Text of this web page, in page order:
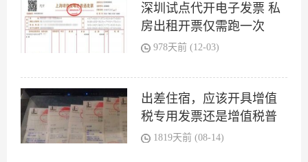
深圳试点代开电子发票 私
房出租开票仅需跑一次
978天前 (12-03)
出差住宿，应该开具增值
税专用发票还是增值税普
通发票？
1819天前 (08-14)